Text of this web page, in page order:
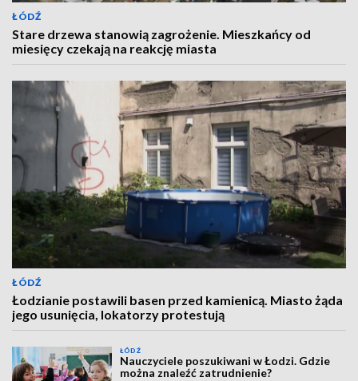
ŁÓDŹ
Stare drzewa stanowią zagrożenie. Mieszkańcy od
miesięcy czekają na reakcję miasta
ŁÓDŹ
Łodzianie postawili basen przed kamienicą. Miasto żąda
jego usunięcia, lokatorzy protestują
ŁÓDŹ
Nauczyciele poszukiwani w Łodzi. Gdzie
można znaleźć zatrudnienie?